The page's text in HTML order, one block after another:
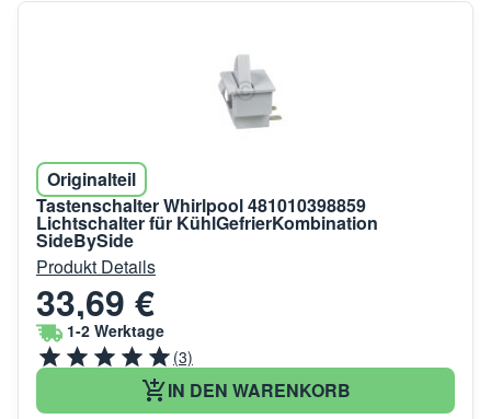
Originalteil
Tastenschalter Whirlpool 481010398859
Lichtschalter für KühlGefrierKombination
SideBySide
Produkt Details
33,69 €
1-2 Werktage
(3)
IN DEN WARENKORB